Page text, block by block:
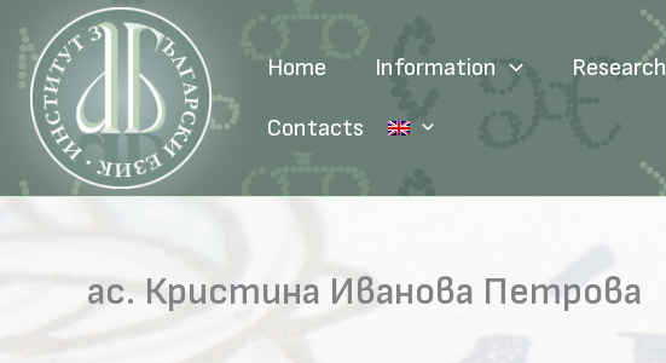
content
Home Information Research
Contacts
ас. Кристина Иванова Петрова